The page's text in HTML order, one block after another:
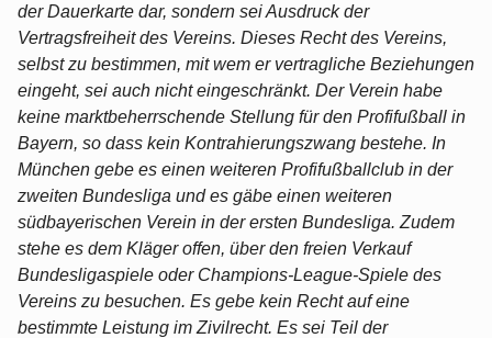
der Dauerkarte dar, sondern sei Ausdruck der
Vertragsfreiheit des Vereins. Dieses Recht des Vereins,
selbst zu bestimmen, mit wem er vertragliche Beziehungen
eingeht, sei auch nicht eingeschränkt. Der Verein habe
keine marktbeherrschende Stellung für den Profifußball in
Bayern, so dass kein Kontrahierungszwang bestehe. In
München gebe es einen weiteren Profifußballclub in der
zweiten Bundesliga und es gäbe einen weiteren
südbayerischen Verein in der ersten Bundesliga. Zudem
stehe es dem Kläger offen, über den freien Verkauf
Bundesligaspiele oder Champions-League-Spiele des
Vereins zu besuchen. Es gebe kein Recht auf eine
bestimmte Leistung im Zivilrecht. Es sei Teil der